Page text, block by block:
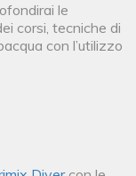
le
corsi, tecniche di
con l’utilizzo